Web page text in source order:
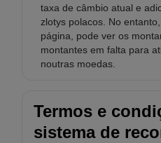
taxa de câmbio atual e
zlotys polacos. No
página, pode ver os
montantes em falta para
noutras moedas.
Termos e
sistema de